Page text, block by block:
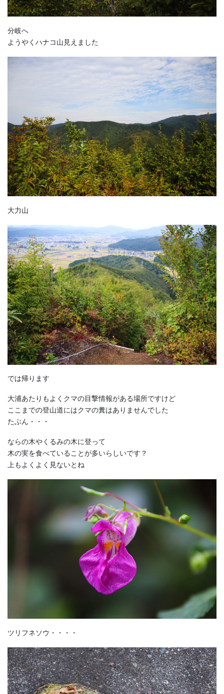
分岐へ
ようやくハナコ山見えました
大力山
では帰ります
大浦あたりもよくクマの目撃情報がある場所ですけど
ここまでの登山道にはクマの糞はありませんでした
たぶん・・・
ならの木やくるみの木に登って
木の実を食べていることが多いらしいです？
上もよくよく見ないとね
ツリフネソウ・・・・